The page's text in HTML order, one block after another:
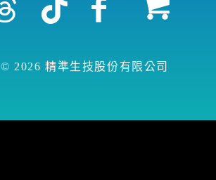
© 2026 精準生技股份有限公司